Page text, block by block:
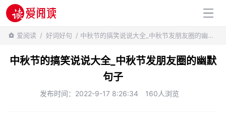
百科知识
爱阅读 / 好词好句 / 中秋节的搞笑说说大全_中秋节发朋友圈的幽默句子
中秋节的搞笑说说大全_中秋节发朋友圈的幽默
句子
发布时间：2022-9-17 8:26:34 160人浏览